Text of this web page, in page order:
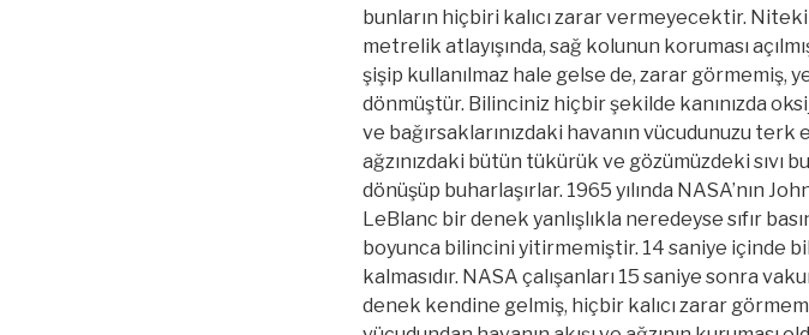
bunların hiçbiri kalıcı zarar vermeyecektir.
metrelik atlayışında, sağ kolunun koruması
şişip kullanılmaz hale gelse de, zarar görmemiş,
dönmüştür. Bilinciniz hiçbir şekilde kanınızda
ve bağırsaklarınızdaki havanın vücudunuzu
ağzınızdaki bütün tükürük ve gözümüzdeki sıvı
dönüşüp buharlaşırlar. 1965 yılında NASA’nın
LeBlanc bir denek yanlışlıkla neredeyse sıfır
boyunca bilincini yitirmemiştir. 14 saniye içinde
kalmasıdır. NASA çalışanları 15 saniye sonra
denek kendine gelmiş, hiçbir kalıcı zarar